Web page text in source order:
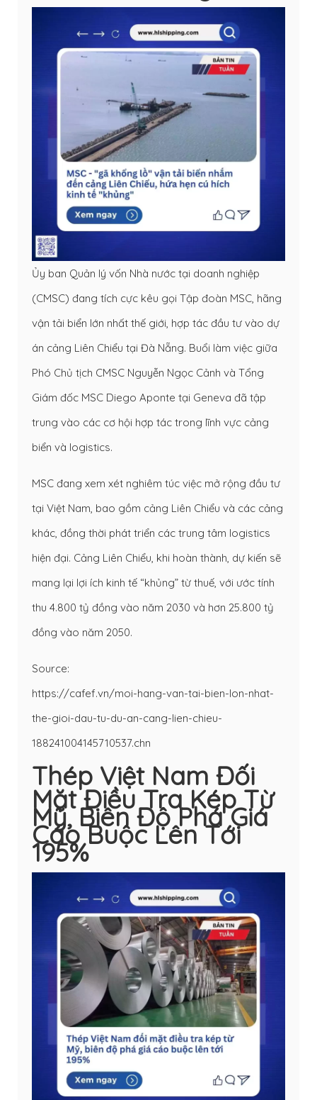
Ủy ban Quản lý vốn Nhà nước tại doanh nghiệp
(CMSC) đang tích cực kêu gọi Tập đoàn MSC, hãng
vận tải biển lớn nhất thế giới, hợp tác đầu tư vào dự
án cảng Liên Chiểu tại Đà Nẵng. Buổi làm việc giữa
Phó Chủ tịch CMSC Nguyễn Ngọc Cảnh và Tổng
Giám đốc MSC Diego Aponte tại Geneva đã tập
trung vào các cơ hội hợp tác trong lĩnh vực cảng
biển và logistics.
MSC đang xem xét nghiêm túc việc mở rộng đầu tư
tại Việt Nam, bao gồm cảng Liên Chiểu và các cảng
khác, đồng thời phát triển các trung tâm logistics
hiện đại. Cảng Liên Chiểu, khi hoàn thành, dự kiến sẽ
mang lại lợi ích kinh tế “khủng” từ thuế, với ước tính
thu 4.800 tỷ đồng vào năm 2030 và hơn 25.800 tỷ
đồng vào năm 2050.
Source:
https://cafef.vn/moi-hang-van-tai-bien-lon-nhat-
the-gioi-dau-tu-du-an-cang-lien-chieu-
188241004145710537.chn
Thép Việt Nam Đối
Mặt Điều Tra Kép Từ
Mỹ, Biên Độ Phá Giá
Cáo Buộc Lên Tới
195%